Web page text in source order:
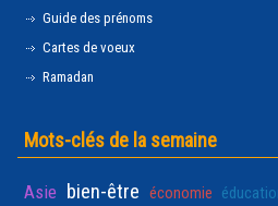
Guide des prénoms
Cartes de voeux
Ramadan
Mots-clés de la semaine
Asie bien-être économie